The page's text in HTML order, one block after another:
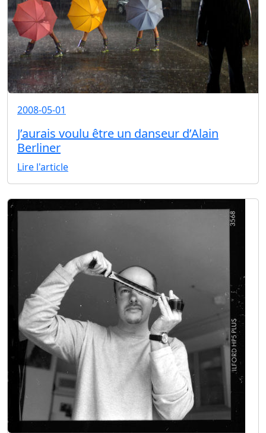
2008-05-01
J’aurais voulu être un danseur d’Alain
Berliner
Lire l'article